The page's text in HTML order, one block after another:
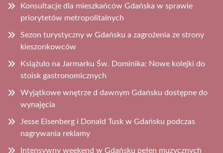
Konsultacje dla mieszkańców Gdańska w sprawie
priorytetów metropolitalnych
Sezon turystyczny w Gdańsku a zagrożenia ze strony
kieszonkowców
Książulo na Jarmarku Św. Dominika: Nowe kolejki do
stoisk gastronomicznych
Wyjątkowe wnętrze d dawnym Gdańsku dostępne do
wynajęcia
Jesse Eisenberg i Donald Tusk w Gdańsku podczas
nagrywania reklamy
Intensywny weekend w Gdańsku pełen muzycznych